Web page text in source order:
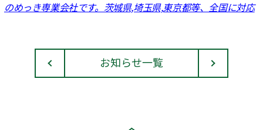
のめっき専業会社です。茨城県,埼玉県,東京都等、全国に対応
お知らせ一覧